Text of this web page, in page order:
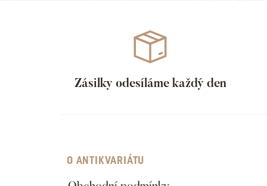
Zásilky odesíláme každý den
O ANTIKVARIÁTU